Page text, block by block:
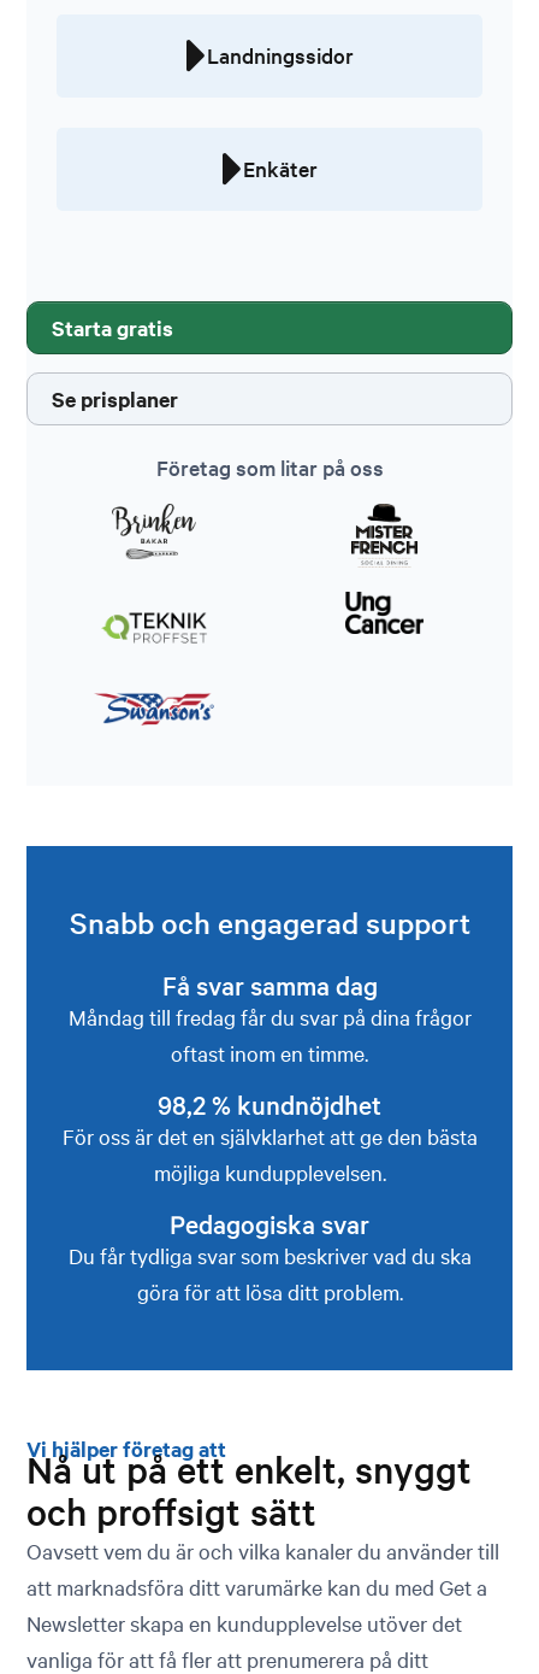
Landningssidor
Enkäter
Starta gratis
Se prisplaner
Företag som litar på oss
Snabb och engagerad support
Få svar samma dag
Måndag till fredag får du svar på dina frågor
oftast inom en timme.
98,2 % kundnöjdhet
För oss är det en självklarhet att ge den bästa
möjliga kundupplevelsen.
Pedagogiska svar
Du får tydliga svar som beskriver vad du ska
göra för att lösa ditt problem.
Vi hjälper företag att
Nå ut på ett enkelt, snyggt
och proffsigt sätt
Oavsett vem du är och vilka kanaler du använder till
att marknadsföra ditt varumärke kan du med Get a
Newsletter skapa en kundupplevelse utöver det
vanliga för att få fler att prenumerera på ditt